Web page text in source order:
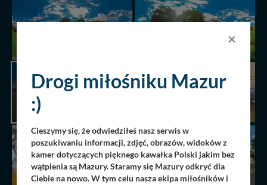
AKTUALNIE
PRZEGLĄDANA
×
Drogi miłośniku Mazur
:)
Cieszymy się, że odwiedziłeś nasz serwis w
poszukiwaniu informacji, zdjęć, obrazów, widoków z
kamer dotyczących pięknego kawałka Polski jakim bez
wątpienia są Mazury. Staramy się Mazury odkryć dla
Ciebie na nowo. W tym celu nasza ekipa miłośników i